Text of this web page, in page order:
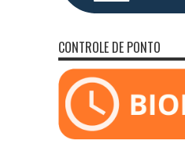
CONTROLE DE PONTO